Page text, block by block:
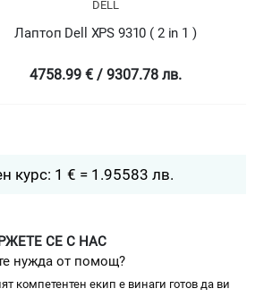
Dell XPS 9310 ( 2 in 1 )
€ / 9307.78 лв.
курс: 1 € = 1.95583 лв.
СЕ С НАС
нужда от помощ?
компетентен екип е винаги готов да ви